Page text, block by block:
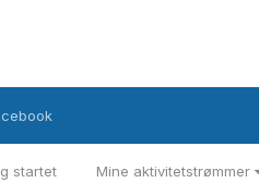
startet Mine aktivitetstrømmer